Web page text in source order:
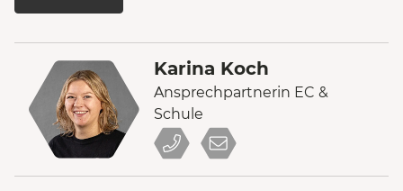
Karina Koch
Ansprechpartnerin EC &
Schule